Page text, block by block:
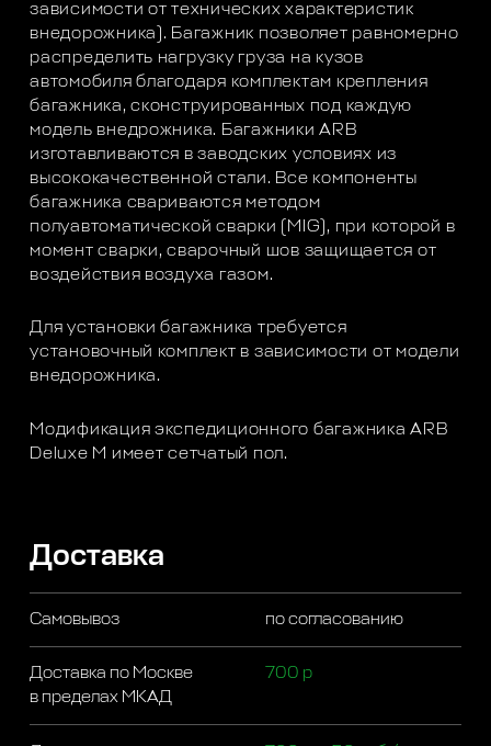
зависимости от технических характеристик
внедорожника). Багажник позволяет равномерно
распределить нагрузку груза на кузов
автомобиля благодаря комплектам крепления
багажника, сконструированных под каждую
модель внедрожника. Багажники ARB
изготавливаются в заводских условиях из
высококачественной стали. Все компоненты
багажника свариваются методом
полуавтоматической сварки (MIG), при которой в
момент сварки, сварочный шов защищается от
воздействия воздуха газом.
Для установки багажника требуется
установочный комплект в зависимости от модели
внедорожника.
Модификация экспедиционного багажника ARB
Deluxe M имеет сетчатый пол.
Доставка
Самовывоз по согласованию
Доставка по Москве
в пределах МКАД
700 р